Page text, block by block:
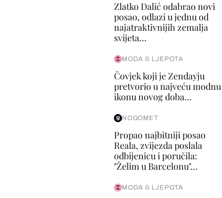
Zlatko Dalić odabrao novi
posao, odlazi u jednu od
najatraktivnijih zemalja
svijeta...
MODA & LJEPOTA
Čovjek koji je Zendayju
pretvorio u najveću modnu
ikonu novog doba...
NOGOMET
Propao najbitniji posao
Reala, zvijezda poslala
odbijenicu i poručila:
"Želim u Barcelonu"...
MODA & LJEPOTA